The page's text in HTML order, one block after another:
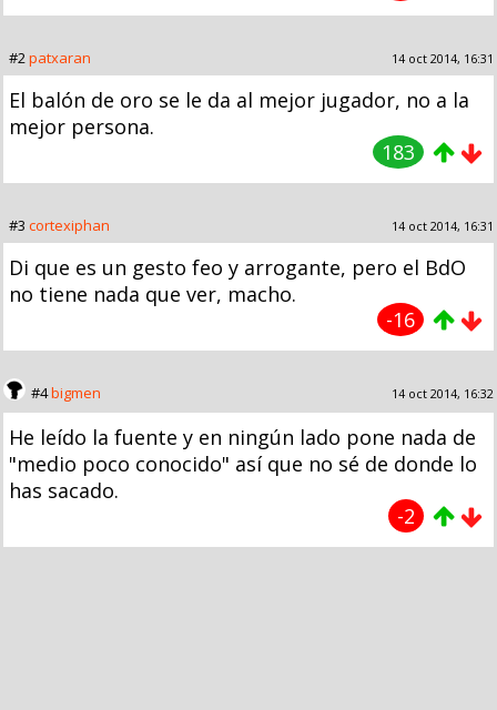
#2patxaran 14 oct 2014, 16:31
El balón de oro se le da al mejor jugador, no a la
mejor persona.
183
#3 cortexiphan 14 oct 2014, 16:31
Di que es un gesto feo y arrogante, pero el BdO
no tiene nada que ver, macho.
-16
#4bigmen 14 oct 2014, 16:32
He leído la fuente y en ningún lado pone nada de
"medio poco conocido" así que no sé de donde lo
has sacado.
-2